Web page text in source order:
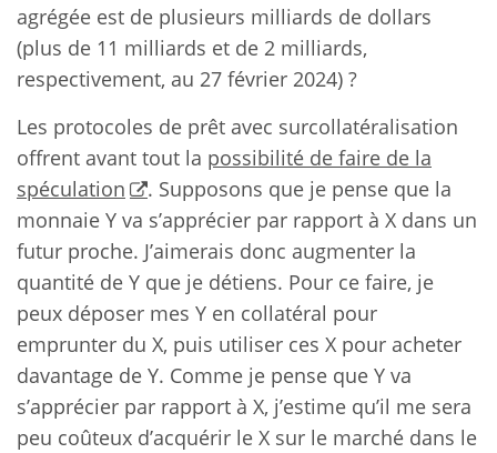
agrégée est de plusieurs milliards de dollars
(plus de 11 milliards et de 2 milliards,
respectivement, au 27 février 2024) ?
Les protocoles de prêt avec surcollatéralisation
offrent avant tout la possibilité de faire de la
spéculation
. Supposons que je pense que la
monnaie Y va s’apprécier par rapport à X dans un
futur proche. J’aimerais donc augmenter la
quantité de Y que je détiens. Pour ce faire, je
peux déposer mes Y en collatéral pour
emprunter du X, puis utiliser ces X pour acheter
davantage de Y. Comme je pense que Y va
s’apprécier par rapport à X, j’estime qu’il me sera
peu coûteux d’acquérir le X sur le marché dans le